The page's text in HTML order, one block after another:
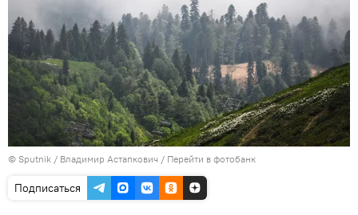
© Sputnik / Владимир Астапкович / Перейти в фотобанк
Подписаться